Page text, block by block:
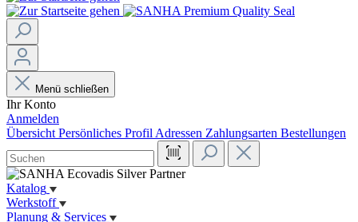
Menü schließen
Ihr Konto
Anmelden
Übersicht Persönliches Profil Adressen Zahlungsarten Bestellungen
Katalog
Werkstoff
Planung & Services